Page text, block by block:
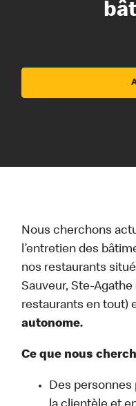
Nous cherchons
l’entretien des
nos restaurants
Sauveur, Ste-
restaurants en tout)
autonome.
Ce que nous
Des personnes